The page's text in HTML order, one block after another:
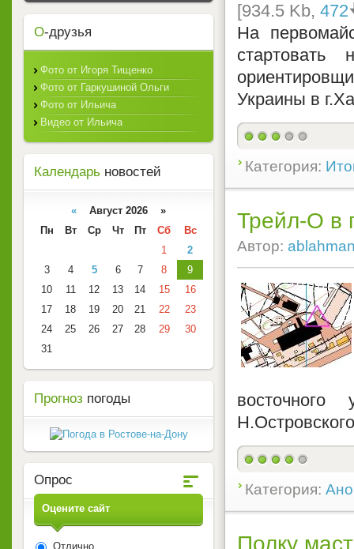
[934.5 Kb, 472
На
Украины в
Категория:
Трейл-О в
Автор:
Категория:
Полку
О-друзья
Фото от Игоря Тищенко
Фото от Гаркушиной Ольги
Фото от Ильича
Видео от Ильича
Календарь новостей
« Август 2026 »
Пн
Вт Ср Чт Пт Сб
Вс
1
2
3
4 5 6 7 8
9
10
11 12 13 14 15
16
17
18 19 20 21 22
23
24
25 26 27 28 29
30
31
Прогноз погоды
Опрос
Оцените сайт
Отлично